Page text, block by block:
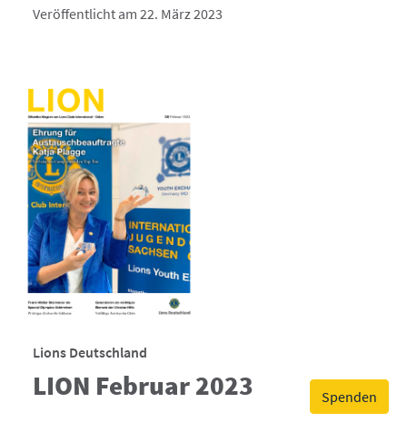
Spenden
Veröffentlicht am 22. März 2023
Lions Deutschland
LION Februar 2023